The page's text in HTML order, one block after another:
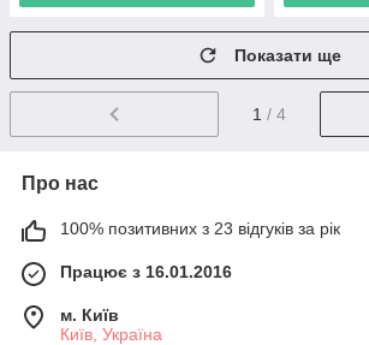
Показати ще
1 / 4
Про нас
100% позитивних з 23 відгуків за рік
Працює з 16.01.2016
м. Київ
Київ, Україна